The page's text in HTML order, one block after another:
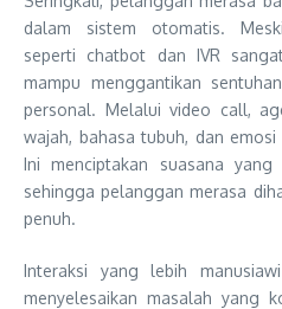
dalam sistem otomatis.
seperti chatbot dan IVR
mampu menggantikan
personal. Melalui video call,
wajah, bahasa tubuh, dan
Ini menciptakan suasana
sehingga pelanggan merasa
penuh.
Interaksi yang lebih
menyelesaikan masalah yang